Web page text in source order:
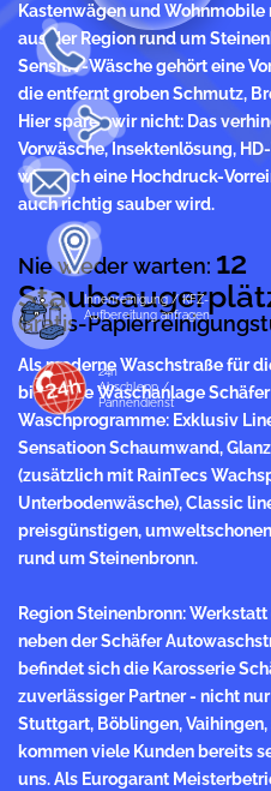
Kastenwägen und
aus der Region rund um
Sensitiv-Wäsche gehört eine
die entfernt groben Schmutz,
Hier sparen wir nicht: Das
Vorwäsche, Insektenlösung,
wie auch eine Hochdruck-
auch richtig sauber wird.
Nie wieder warten: 12
Gratis-
Als moderne Waschstraße für
bietet die Waschanlage
Waschprogramme: Exklusiv
Sensatioon Schaumwand,
(zusätzlich mit RainTecs
Unterbodenwäsche), Classic
preisgünstigen,
rund um Steinenbronn.
Region Steinenbronn:
neben der Schäfer
befindet sich die Karosserie
zuverlässiger Partner - nicht
Stuttgart, Böblingen,
kommen viele Kunden bereits
uns. Als Eurogarant
Innenreinigung / KFZ-
Aufbereitung anfragen
24h
Abschlepp /
Pannendienst